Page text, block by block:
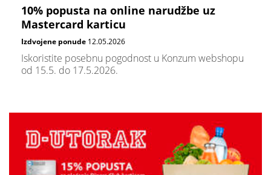
10% popusta na online narudžbe uz
Mastercard karticu
Izdvojene ponude 12.05.2026
Iskoristite posebnu pogodnost u Konzum webshopu
od 15.5. do 17.5.2026.